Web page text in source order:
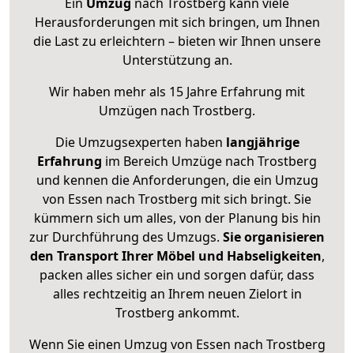
Herausforderungen mit sich bringen, um Ihnen
die Last zu erleichtern – bieten wir Ihnen unsere
Unterstützung an.
Wir haben mehr als 15 Jahre Erfahrung mit
Umzügen nach Trostberg.
Die Umzugsexperten haben langjährige
Erfahrung im Bereich Umzüge nach Trostberg
und kennen die Anforderungen, die ein Umzug
von Essen nach Trostberg mit sich bringt. Sie
kümmern sich um alles, von der Planung bis hin
zur Durchführung des Umzugs. Sie organisieren
den Transport Ihrer Möbel und Habseligkeiten,
packen alles sicher ein und sorgen dafür, dass
alles rechtzeitig an Ihrem neuen Zielort in
Trostberg ankommt.
Wenn Sie einen Umzug von Essen nach Trostberg